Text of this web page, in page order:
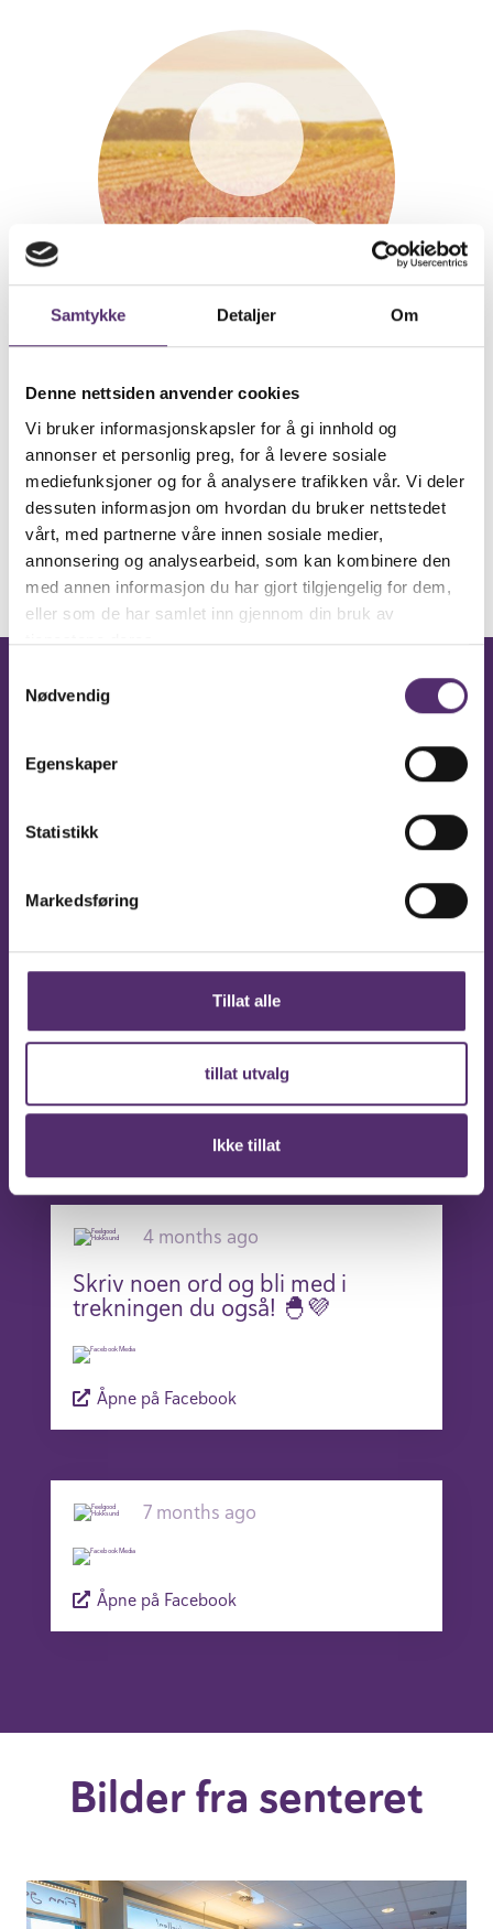
Samtykke Detaljer Om
Denne nettsiden anvender cookies
Vi bruker informasjonskapsler for å gi innhold og
annonser et personlig preg, for å levere sosiale
mediefunksjoner og for å analysere trafikken vår. Vi deler
dessuten informasjon om hvordan du bruker nettstedet
vårt, med partnerne våre innen sosiale medier,
annonsering og analysearbeid, som kan kombinere den
med annen informasjon du har gjort tilgjengelig for dem,
eller som de har samlet inn gjennom din bruk av
tjenestene deres.
Nødvendig
Egenskaper
Statistikk
Markedsføring
Tillat alle
tillat utvalg
Ikke tillat
Helen Nymoen
Send e-post
Facebook
Hokksund
Gratulerer så mye til alle
vinnerne! 🤗
4 months ago
Skriv noen ord og bli med i
trekningen du også! 🐣💜
Åpne på Facebook
7 months ago
Åpne på Facebook
Bilder fra senteret